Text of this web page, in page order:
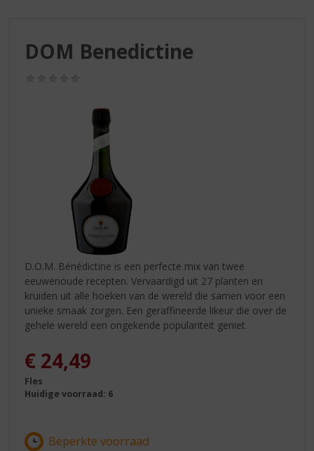
DOM Benedictine
D.O.M. Bénédictine is een perfecte mix van twee
eeuwenoude recepten. Vervaardigd uit 27 planten en
kruiden uit alle hoeken van de wereld die samen voor een
unieke smaak zorgen. Een geraffineerde likeur die over de
gehele wereld een ongekende populariteit geniet.
€ 24,49
Fles
Huidige voorraad: 6